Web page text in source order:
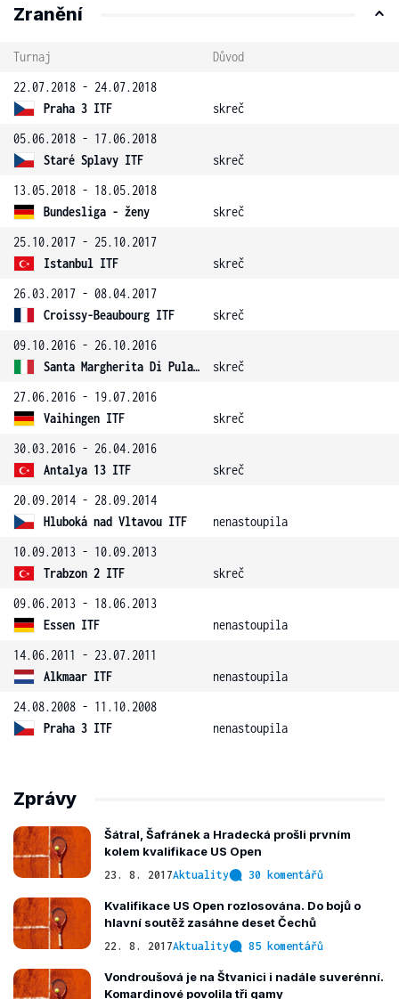
Zranění
Turnaj
Důvod
22.07.2018 - 24.07.2018
Praha 3 ITF
skreč
05.06.2018 - 17.06.2018
Staré Splavy ITF
skreč
13.05.2018 - 18.05.2018
Bundesliga - ženy
skreč
25.10.2017 - 25.10.2017
Istanbul ITF
skreč
26.03.2017 - 08.04.2017
Croissy-Beaubourg ITF
skreč
09.10.2016 - 26.10.2016
Santa Margherita Di Pula 15 ITF
skreč
27.06.2016 - 19.07.2016
Vaihingen ITF
skreč
30.03.2016 - 26.04.2016
Antalya 13 ITF
skreč
20.09.2014 - 28.09.2014
Hluboká nad Vltavou ITF
nenastoupila
10.09.2013 - 10.09.2013
Trabzon 2 ITF
skreč
09.06.2013 - 18.06.2013
Essen ITF
nenastoupila
14.06.2011 - 23.07.2011
Alkmaar ITF
nenastoupila
24.08.2008 - 11.10.2008
Praha 3 ITF
nenastoupila
Zprávy
Šátral, Šafránek a Hradecká prošli prvním
kolem kvalifikace US Open
23. 8. 2017Aktuality 30 komentářů
Kvalifikace US Open rozlosována. Do bojů o
hlavní soutěž zasáhne deset Čechů
22. 8. 2017Aktuality 85 komentářů
Vondroušová je na Štvanici i nadále suverénní.
Komardinové povolila tři gamy